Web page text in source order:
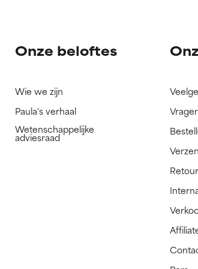
Onze beloftes
Wie we zijn
Paula's verhaal
Wetenschappelijke
adviesraad